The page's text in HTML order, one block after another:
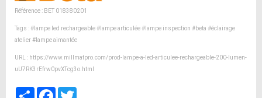
Référence : BET 018380201
Tags :#lampe led rechargeable#lampe articulée#lampe inspection #beta #éclairage
atelier#lampe aimantée
URL : https://www.millmatpro.com/prod-lampe-a-led-articulee-rechargeable-200-lumen-
uU7RK3rEfrw0pvXTcg3o.html
PartagerFacebook